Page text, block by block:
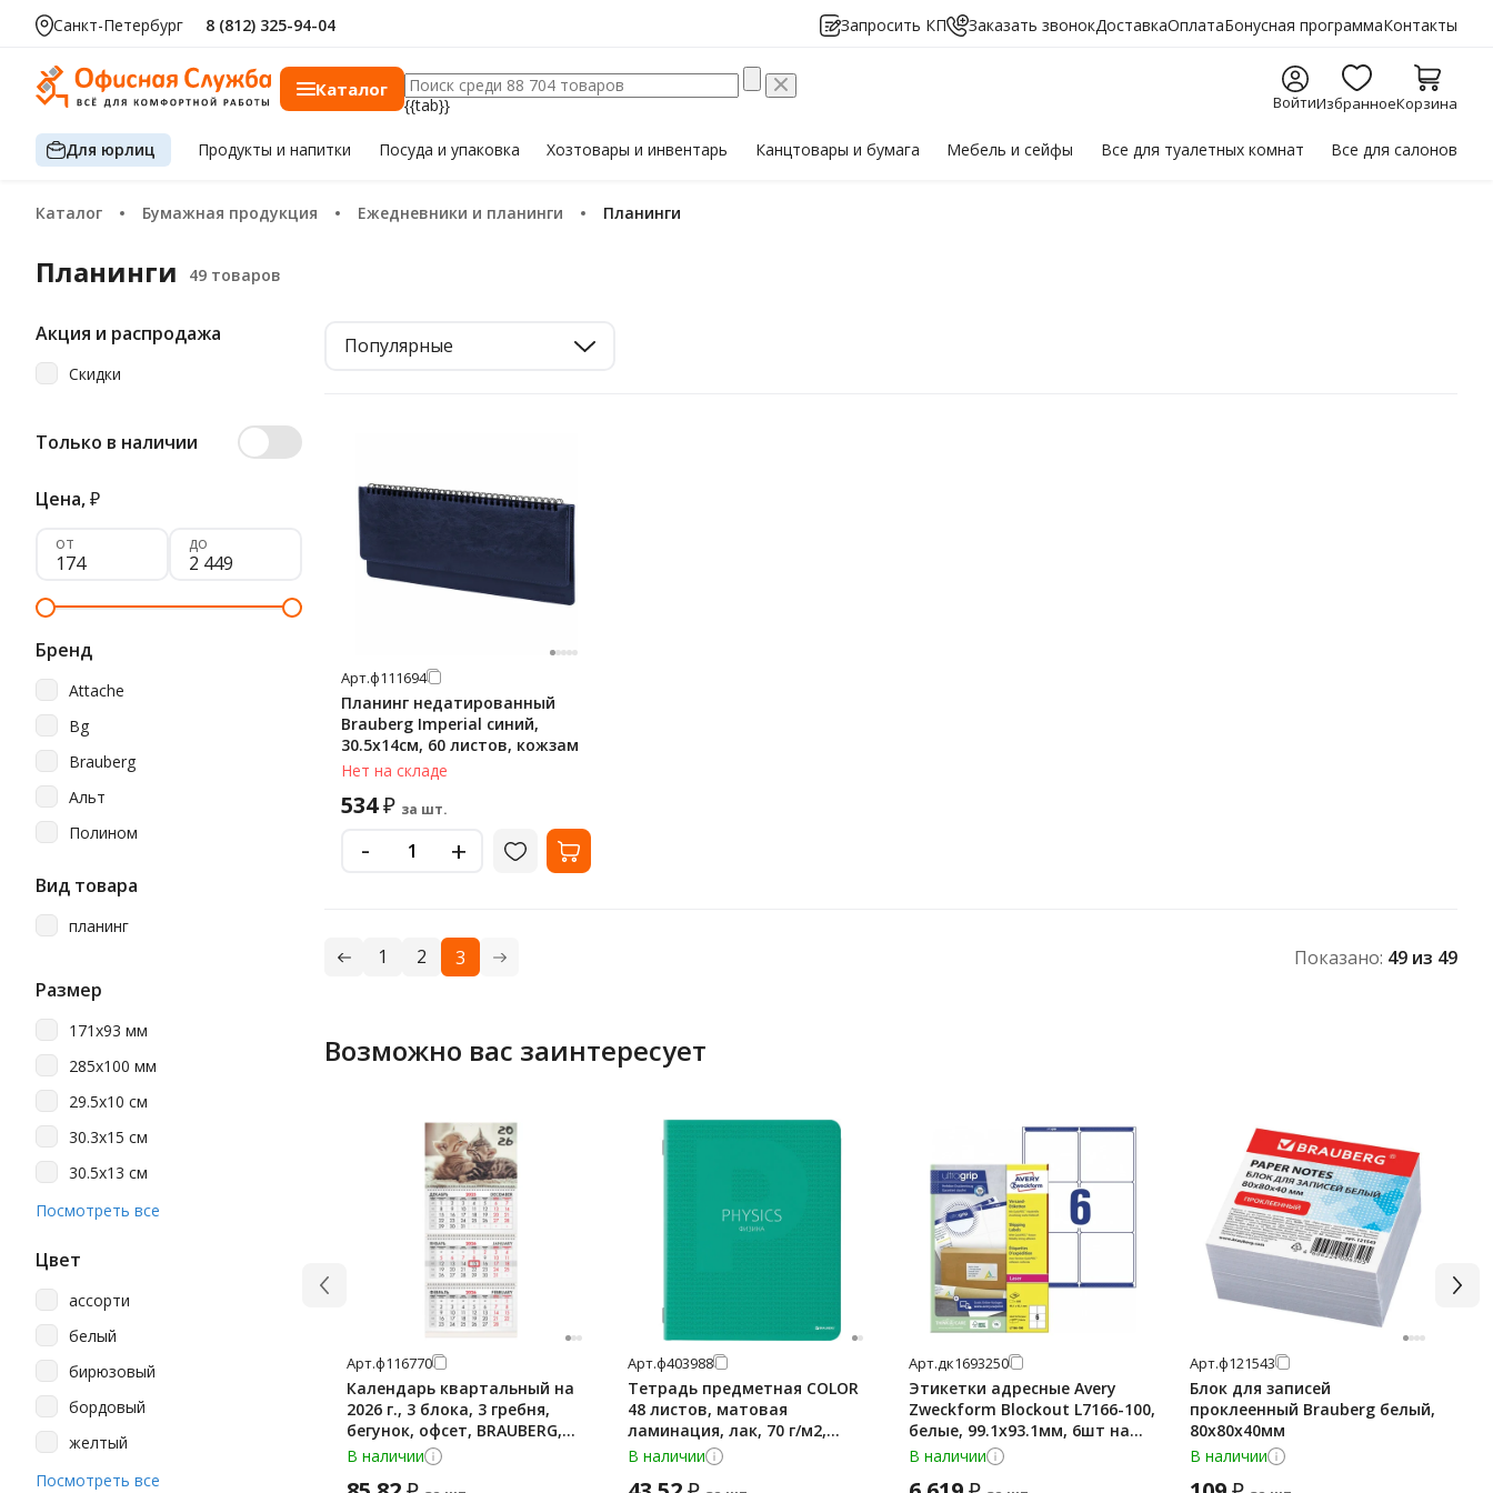
Санкт-Петербург 8 (812) 325-94-04 Запросить КП Заказать звонокДоставкаОплатаБонусная программаКонтакты
Каталог
{{tab}} ВойтиИзбранноеКорзина
Для юрлиц Продуктыи напитки Посуда и упаковка Хозтоварыи инвентарь Канцтовары и бумага Мебельи сейфы Все для туалетных комнат Все для салонов
Каталог Бумажная продукция Ежедневники и планинги Планинги
Планинги
Акция и распродажа
Скидки
Только в наличии
Цена,₽
от до
Бренд
Attache
Bg
Brauberg
Альт
Полином
Вид товара
планинг
Размер
171х93 мм
285х100 мм
29.5х10 см
30.3х15 см
30.5х13 см
303х150 мм
330х130 мм
330х135 мм
330х136 мм
Посмотреть все
Цвет
ассорти
белый
бирюзовый
бордовый
желтый
зеленый
Посмотреть все
Популярные
Арт.ф111694
Планинг недатированный
Brauberg Imperial синий,
30.5х14см, 60 листов, кожзам
Нет на складе
534₽ за шт.
- +
1 2 3 Показано: 49 из 49
Возможно вас заинтересует
Арт.ф116770
Календарь квартальный на
2026 г., 3 блока, 3 гребня,
бегунок, офсет, BRAUBERG,
'Милые котята', 116770
В наличии
Арт.ф403988
Тетрадь предметная COLOR
48 листов, матовая
ламинация, лак, 70 г/м2,
ФИЗИКА, клетка, подсказ,
В наличии
Арт.дк1693250
Этикетки адресные Avery
Zweckform Blockout L7166-100,
белые, 99.1x93.1мм, 6шт на
листе А4, 100 листов
В наличии
Арт.ф121543
Блок для записей
проклеенный Brauberg белый,
80х80х40мм
В наличии